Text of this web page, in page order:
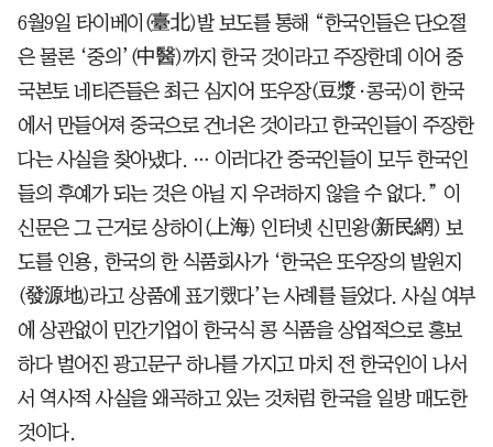
6월9일 타이베이(臺北)발 보도를 통해 “한국인들은 단오절
은 물론 ‘중의’(中醫)까지 한국 것이라고 주장한데 이어 중
국본토 네티즌들은 최근 심지어 또우장(豆漿·콩국)이 한국
에서 만들어져 중국으로 건너온 것이라고 한국인들이 주장한
다는 사실을 찾아냈다. … 이러다간 중국인들이 모두 한국인
들의 후예가 되는 것은 아닐 지 우려하지 않을 수 없다.” 이
신문은 그 근거로 상하이(上海) 인터넷 신민왕(新民網) 보
도를 인용, 한국의 한 식품회사가 ‘한국은 또우장의 발원지
(發源地)라고 상품에 표기했다’는 사례를 들었다. 사실 여부
에 상관없이 민간기업이 한국식 콩 식품을 상업적으로 홍보
하다 벌어진 광고문구 하나를 가지고 마치 전 한국인이 나서
서 역사적 사실을 왜곡하고 있는 것처럼 한국을 일방 매도한
것이다.